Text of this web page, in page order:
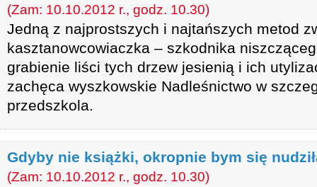
(Zam: 10.10.2012 r., godz. 10.30)
Jedną z najprostszych i najtańszych metod
kasztanowcowiaczka – szkodnika
grabienie liści tych drzew jesienią i ich
zachęca wyszkowskie Nadleśnictwo w
przedszkola.
Gdyby nie książki, okropnie bym się
(Zam: 10.10.2012 r., godz. 10.30)